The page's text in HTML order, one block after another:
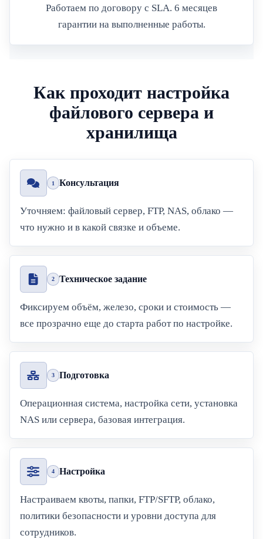
Работаем по договору с SLA. 6 месяцев
гарантии на выполненные работы.
Как проходит настройка
файлового сервера и
хранилища
1 Консультация
Уточняем: файловый сервер, FTP, NAS, облако —
что нужно и в какой связке и объеме.
2 Техническое задание
Фиксируем объём, железо, сроки и стоимость —
все прозрачно еще до старта работ по настройке.
3 Подготовка
Операционная система, настройка сети, установка
NAS или сервера, базовая интеграция.
4 Настройка
Настраиваем квоты, папки, FTP/SFTP, облако,
политики безопасности и уровни доступа для
сотрудников.